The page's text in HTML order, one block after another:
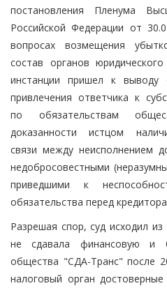
постановления Пленума
Российской Федерации от
вопросах возмещения
состав органов
инстанции пришел к выводу
привлечения ответчика к
по обязательствам
доказанности истцом
связи между неисполнением
недобросовестными
приведшими к
обязательства перед
Разрешая спор, суд исходил
не сдавала финансовую и
общества "СДА-Транс" после
налоговый орган